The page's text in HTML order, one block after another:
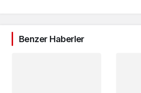
Benzer Haberler